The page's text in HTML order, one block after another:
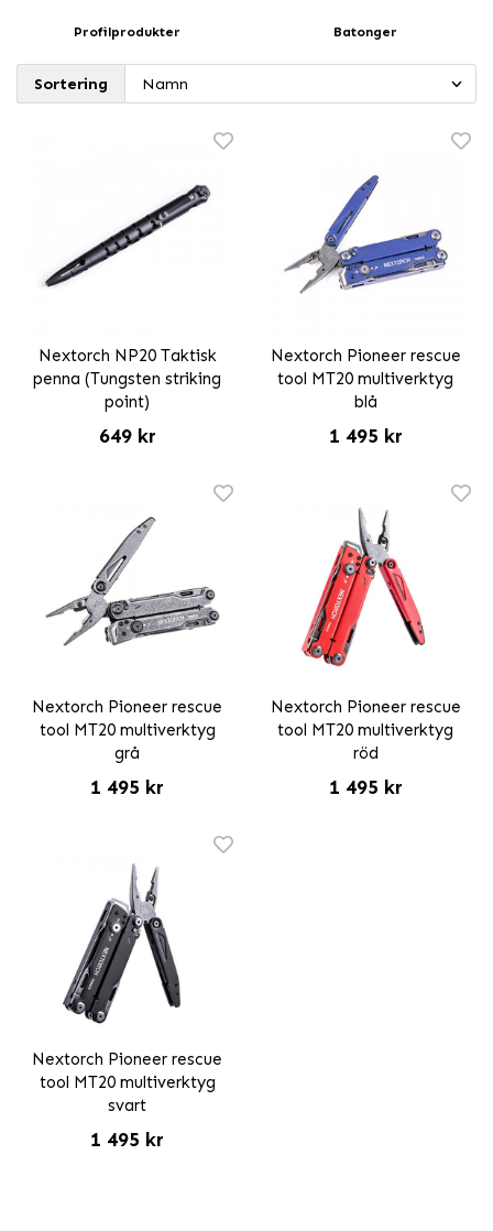
Profilprodukter Batonger
Sortering
Nextorch NP20 Taktisk
penna (Tungsten striking
point)
649 kr
Nextorch Pioneer rescue
tool MT20 multiverktyg
blå
1 495 kr
Nextorch Pioneer rescue
tool MT20 multiverktyg
grå
1 495 kr
Nextorch Pioneer rescue
tool MT20 multiverktyg
röd
1 495 kr
Nextorch Pioneer rescue
tool MT20 multiverktyg
svart
1 495 kr